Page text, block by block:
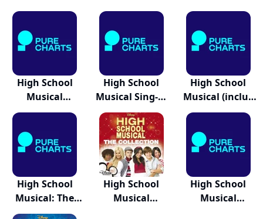
High School
Musical
Original...
High School
Musical Sing-A-
Long
High School
Musical (inclus
L...
High School
Musical: The
Concert
High School
Musical
High School
Musical